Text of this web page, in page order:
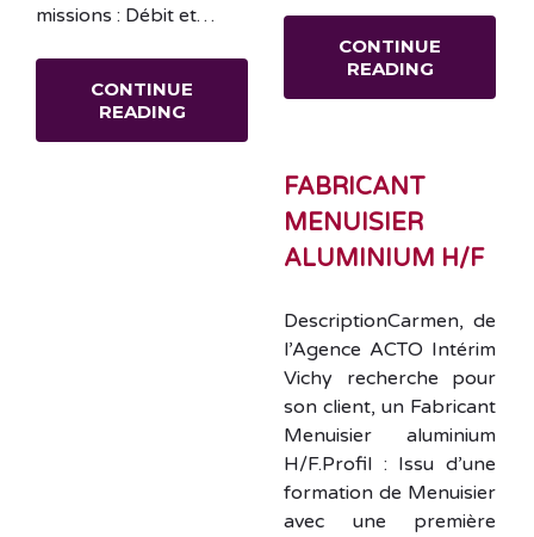
missions : Débit et…
CONTINUE
READING
CONTINUE
READING
FABRICANT
MENUISIER
ALUMINIUM H/F
DescriptionCarmen, de
l’Agence ACTO Intérim
Vichy recherche pour
son client, un Fabricant
Menuisier aluminium
H/F.Profil : Issu d’une
formation de Menuisier
avec une première